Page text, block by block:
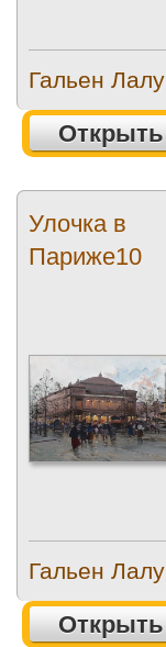
Гальен Лалу
Открыть
Улочка в
Париже10
Гальен Лалу
Открыть